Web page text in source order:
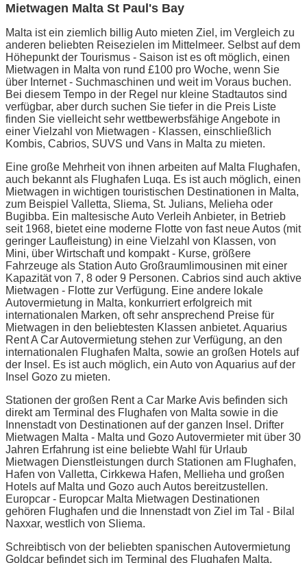
Mietwagen Malta St Paul's Bay
Malta ist ein ziemlich billig Auto mieten Ziel, im Vergleich zu
anderen beliebten Reisezielen im Mittelmeer. Selbst auf dem
Höhepunkt der Tourismus - Saison ist es oft möglich, einen
Mietwagen in Malta von rund £100 pro Woche, wenn Sie
über Internet - Suchmaschinen und weit im Voraus buchen.
Bei diesem Tempo in der Regel nur kleine Stadtautos sind
verfügbar, aber durch suchen Sie tiefer in die Preis Liste
finden Sie vielleicht sehr wettbewerbsfähige Angebote in
einer Vielzahl von Mietwagen - Klassen, einschließlich
Kombis, Cabrios, SUVS und Vans in Malta zu mieten.
Eine große Mehrheit von ihnen arbeiten auf Malta Flughafen,
auch bekannt als Flughafen Luqa. Es ist auch möglich, einen
Mietwagen in wichtigen touristischen Destinationen in Malta,
zum Beispiel Valletta, Sliema, St. Julians, Melieha oder
Bugibba. Ein maltesische Auto Verleih Anbieter, in Betrieb
seit 1968, bietet eine moderne Flotte von fast neue Autos (mit
geringer Laufleistung) in eine Vielzahl von Klassen, von
Mini, über Wirtschaft und kompakt - Kurse, größere
Fahrzeuge als Station Auto Großraumlimousinen mit einer
Kapazität von 7, 8 oder 9 Personen. Cabrios sind auch aktive
Mietwagen - Flotte zur Verfügung. Eine andere lokale
Autovermietung in Malta, konkurriert erfolgreich mit
internationalen Marken, oft sehr ansprechend Preise für
Mietwagen in den beliebtesten Klassen anbietet. Aquarius
Rent A Car Autovermietung stehen zur Verfügung, an den
internationalen Flughafen Malta, sowie an großen Hotels auf
der Insel. Es ist auch möglich, ein Auto von Aquarius auf der
Insel Gozo zu mieten.
Stationen der großen Rent a Car Marke Avis befinden sich
direkt am Terminal des Flughafen von Malta sowie in die
Innenstadt von Destinationen auf der ganzen Insel. Drifter
Mietwagen Malta - Malta und Gozo Autovermieter mit über 30
Jahren Erfahrung ist eine beliebte Wahl für Urlaub
Mietwagen Dienstleistungen durch Stationen am Flughafen,
Hafen von Valletta, Cirkkewa Hafen, Mellieha und großen
Hotels auf Malta und Gozo auch Autos bereitzustellen.
Europcar - Europcar Malta Mietwagen Destinationen
gehören Flughafen und die Innenstadt von Ziel im Tal - Bilal
Naxxar, westlich von Sliema.
Schreibtisch von der beliebten spanischen Autovermietung
Goldcar befindet sich im Terminal des Flughafen Malta.